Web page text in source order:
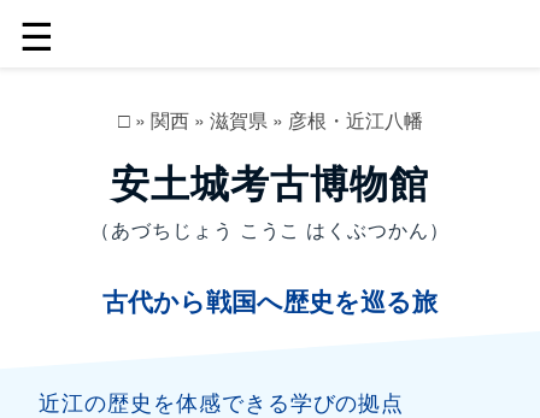
☰
□» 関西» 滋賀県» 彦根・近江八幡
安土城考古博物館
（あづちじょう こうこ はくぶつかん）
古代から戦国へ歴史を巡る旅
近江の歴史を体感できる学びの拠点